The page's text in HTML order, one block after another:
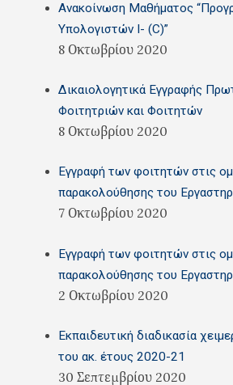
Ανακοίνωση Μαθήματος
Υπολογιστών Ι- (C)”
8 Οκτωβρίου 2020
Δικαιολογητικά Εγγραφής
Φοιτητριών και Φοιτητών
8 Οκτωβρίου 2020
Εγγραφή των φοιτητών στις
παρακολούθησης του
7 Οκτωβρίου 2020
Εγγραφή των φοιτητών στις
παρακολούθησης του
2 Οκτωβρίου 2020
Εκπαιδευτική διαδικασία
του ακ. έτους 2020-21
30 Σεπτεμβρίου 2020